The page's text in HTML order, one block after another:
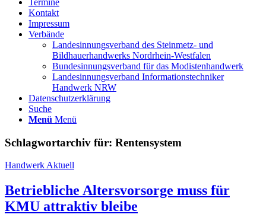
Termine
Kontakt
Impressum
Verbände
Landesinnungsverband des Steinmetz- und
Bildhauerhandwerks Nordrhein-Westfalen
Bundesinnungsverband für das Modistenhandwerk
Landesinnungsverband Informationstechniker
Handwerk NRW
Datenschutzerklärung
Suche
Menü Menü
Schlagwortarchiv für: Rentensystem
Handwerk Aktuell
Betriebliche Altersvorsorge muss für
KMU attraktiv bleibe